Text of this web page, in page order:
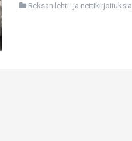
Reksan lehti- ja nettikirjoituksia